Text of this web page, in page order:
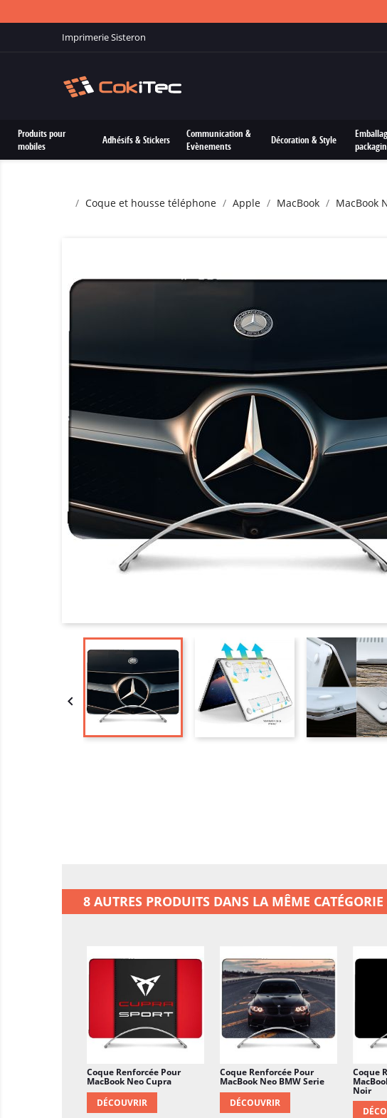
Imprimerie Sisteron
Produits pour
mobiles
Adhésifs & Stickers
Communication &
Evènements
Décoration & Style
Coque et housse téléphone Apple MacBook MacBook

8 AUTRES PRODUITS DANS LA MÊME CATÉGORIE
Coque Renforcée Pour
MacBook Neo Cupra
DÉCOUVRIR
Coque Renforcée Pour
MacBook Neo BMW Serie
DÉCOUVRIR
Coque
Noir